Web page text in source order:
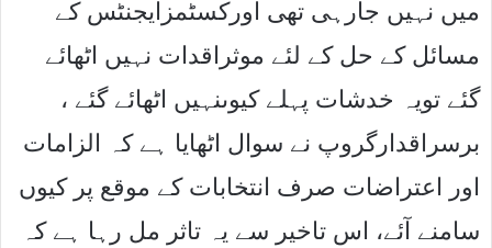
میں نہیں جارہی تھی اورکسٹمزایجنٹس کے
مسائل کے حل کے لئے موثراقدات نہیں اٹھائے
گئے تویہ خدشات پہلے کیوںنہیں اٹھائے گئے ،
برسراقدارگروپ نے سوال اٹھایا ہے کہ الزامات
اور اعتراضات صرف انتخابات کے موقع پر کیوں
سامنے آئے، اس تاخیر سے یہ تاثر مل رہا ہے کہ